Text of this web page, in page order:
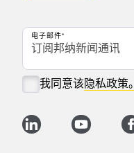
电子邮件
我同意该隐私政策。